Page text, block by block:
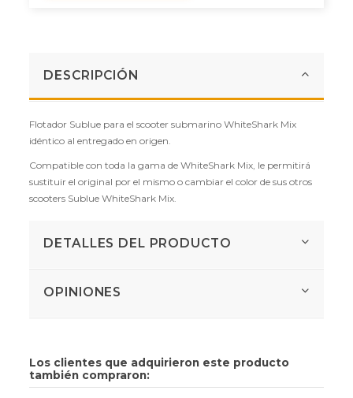
DESCRIPCIÓN
Flotador Sublue para el scooter submarino WhiteShark Mix
idéntico al entregado en origen.
Compatible con toda la gama de WhiteShark Mix, le permitirá
sustituir el original por el mismo o cambiar el color de sus otros
scooters Sublue WhiteShark Mix.
DETALLES DEL PRODUCTO
OPINIONES
Los clientes que adquirieron este producto
también compraron: